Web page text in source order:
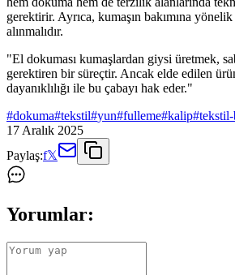
gerektirir. Ayrıca, kumaşın bakımına
alınmalıdır.
"El dokuması kumaşlardan giysi üretmek,
gerektiren bir süreçtir. Ancak elde edilen
dayanıklılığı ile bu çabayı hak eder."
#dokuma#tekstil#yun#fulleme#kalip#
17 Aralık 2025
Paylaş:f𝕏
Yorumlar: